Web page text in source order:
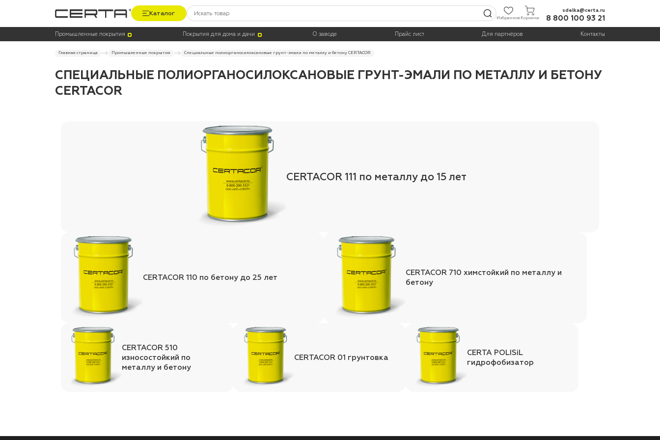
Каталог
ИзбранноеКорзина
sdelka@certa.ru
8 800 100 93 21
Промышленные покрытия Покрытия для дома и дачи О заводе Прайс лист Для партнёров Контакты
Главная страница Промышленные покрытия Специальные полиорганосилоксановые грунт-эмали по металлу и бетону CERTACOR
СПЕЦИАЛЬНЫЕ ПОЛИОРГАНОСИЛОКСАНОВЫЕ ГРУНТ-ЭМАЛИ ПО МЕТАЛЛУ И БЕТОНУ
CERTACOR
CERTACOR 111 по металлу до 15 лет
CERTACOR 110 по бетону до 25 лет
CERTACOR 710 химстойкий по металлу и
бетону
CERTACOR 510
износостойкий по
металлу и бетону
CERTACOR 01 грунтовка
CERTA POLISiL
гидрофобизатор